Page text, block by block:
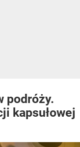
podróży.
kapsułowej